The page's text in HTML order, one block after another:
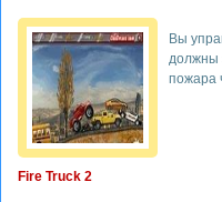
Fire Truck 2
Вы
должны
пожара